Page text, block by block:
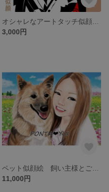
3,000円
11,000円